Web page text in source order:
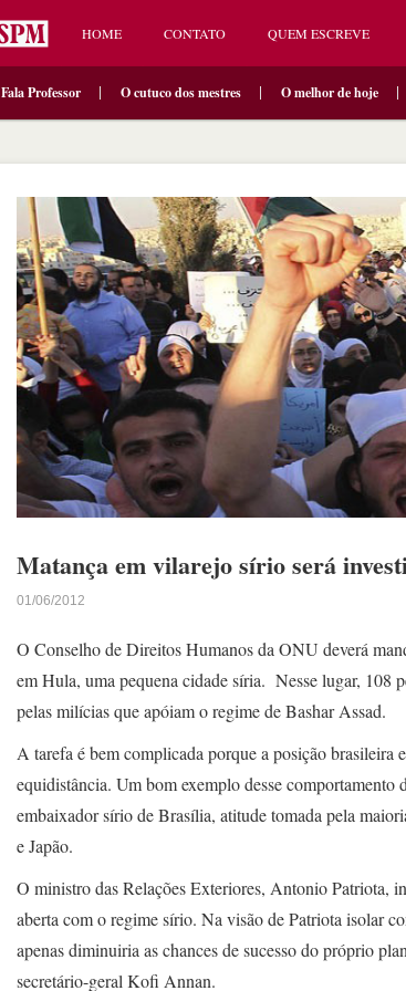
HOME CONTATO QUEM ESCREVE
Fala Professor O cutuco dos mestres O melhor de hoje
Matança em vilarejo sírio será
01/06/2012
O Conselho de Direitos Humanos da ONU deverá
em Hula, uma pequena cidade síria. Nesse lugar, 108
pelas milícias que apóiam o regime de Bashar Assad.
A tarefa é bem complicada porque a posição brasileira
equidistância. Um bom exemplo desse
embaixador sírio de Brasília, atitude tomada pela
e Japão.
O ministro das Relações Exteriores, Antonio Patriota,
aberta com o regime sírio. Na visão de Patriota isolar
apenas diminuiria as chances de sucesso do próprio
secretário-geral Kofi Annan.